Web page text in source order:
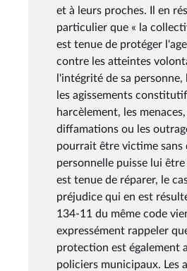
et à leurs proches. Il en
particulier que « la
est tenue de protéger
contre les atteintes
l'intégrité de sa personne,
les agissements
harcèlement, les
diffamations ou les
pourrait être victime sans
personnelle puisse lui
est tenue de réparer, le
préjudice qui en est
134-11 du même code
expressément rappeler
protection est également
policiers municipaux. Les